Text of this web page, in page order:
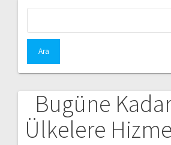
Bugüne
Ülkelere